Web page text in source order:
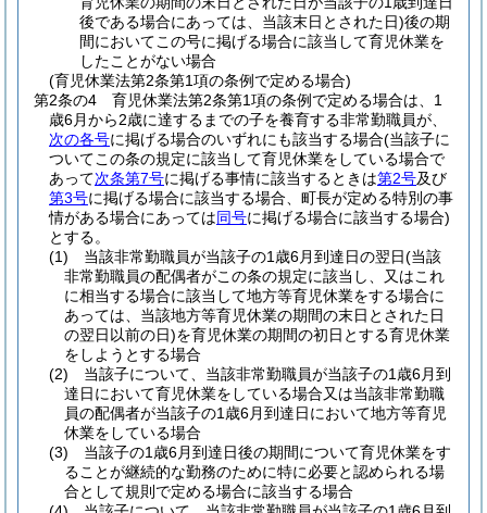
後である場合にあっては、当該末日とされた日)後の期
間においてこの号に掲げる場合に該当して育児休業を
したことがない場合
(育児休業法第2条第1項の条例で定める場合)
第2条の4
育児休業法第2条第1項の条例で定める場合は、1
歳6月から2歳に達するまでの子を養育する非常勤職員が、
次の各号に掲げる場合のいずれにも該当する場合(当該子に
ついてこの条の規定に該当して育児休業をしている場合で
あって次条第7号に掲げる事情に該当するときは第2号及び
第3号に掲げる場合に該当する場合、町長が定める特別の事
情がある場合にあっては同号に掲げる場合に該当する場合)
とする。
(1)
当該非常勤職員が当該子の1歳6月到達日の翌日(当該
非常勤職員の配偶者がこの条の規定に該当し、又はこれ
に相当する場合に該当して地方等育児休業をする場合に
あっては、当該地方等育児休業の期間の末日とされた日
の翌日以前の日)を育児休業の期間の初日とする育児休業
をしようとする場合
(2)
当該子について、当該非常勤職員が当該子の1歳6月到
達日において育児休業をしている場合又は当該非常勤職
員の配偶者が当該子の1歳6月到達日において地方等育児
休業をしている場合
(3)
当該子の1歳6月到達日後の期間について育児休業をす
ることが継続的な勤務のために特に必要と認められる場
合として規則で定める場合に該当する場合